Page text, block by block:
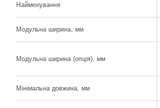
Найменування
Модульна ширина, мм
Модульна ширина (опція), мм
Мінімальна довжина, мм